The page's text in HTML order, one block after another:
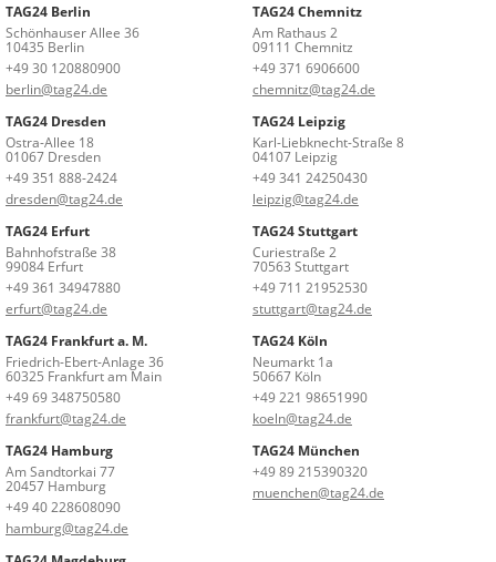
TAG24 Berlin
Schönhauser Allee 36
10435 Berlin
+49 30 120880900
berlin@tag24.de
TAG24 Chemnitz
Am Rathaus 2
09111 Chemnitz
+49 371 6906600
chemnitz@tag24.de
TAG24 Dresden
Ostra-Allee 18
01067 Dresden
+49 351 888-2424
dresden@tag24.de
TAG24 Leipzig
Karl-Liebknecht-Straße 8
04107 Leipzig
+49 341 24250430
leipzig@tag24.de
TAG24 Erfurt
Bahnhofstraße 38
99084 Erfurt
+49 361 34947880
erfurt@tag24.de
TAG24 Stuttgart
Curiestraße 2
70563 Stuttgart
+49 711 21952530
stuttgart@tag24.de
TAG24 Frankfurt a. M.
Friedrich-Ebert-Anlage 36
60325 Frankfurt am Main
+49 69 348750580
frankfurt@tag24.de
TAG24 Köln
Neumarkt 1a
50667 Köln
+49 221 98651990
koeln@tag24.de
TAG24 Hamburg
Am Sandtorkai 77
20457 Hamburg
+49 40 228608090
hamburg@tag24.de
TAG24 München
+49 89 215390320
muenchen@tag24.de